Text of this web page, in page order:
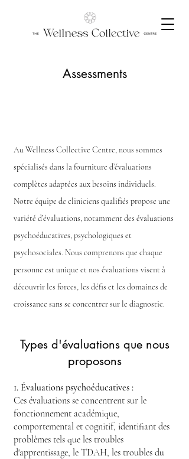
Assessments
Au Wellness Collective Centre, nous sommes
spécialisés dans la fourniture d’évaluations
complètes adaptées aux besoins individuels.
Notre équipe de cliniciens qualifiés propose une
variété d’évaluations, notamment des évaluations
psychoéducatives, psychologiques et
psychosociales. Nous comprenons que chaque
personne est unique et nos évaluations visent à
découvrir les forces, les défis et les domaines de
croissance sans se concentrer sur le diagnostic.
Types d'évaluations que nous
proposons
1. Évaluations psychoéducatives :
Ces évaluations se concentrent sur le
fonctionnement académique,
comportemental et cognitif, identifiant des
problèmes tels que les troubles
d'apprentissage, le TDAH, les troubles du